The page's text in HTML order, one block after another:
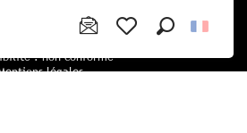
Bretagne & brochures
: non conforme
légales